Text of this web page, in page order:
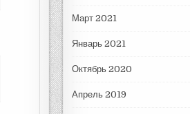
Март 2021
Январь 2021
Октябрь 2020
Апрель 2019